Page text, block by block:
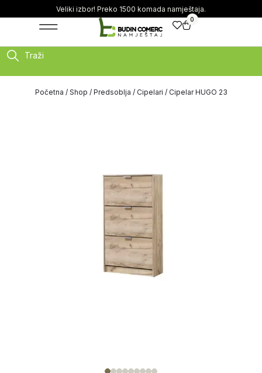
Veliki izbor! Preko 1500 komada namještaja.
0
Traži
Početna / Shop / Predsoblja / Cipelari / Cipelar HUGO 23